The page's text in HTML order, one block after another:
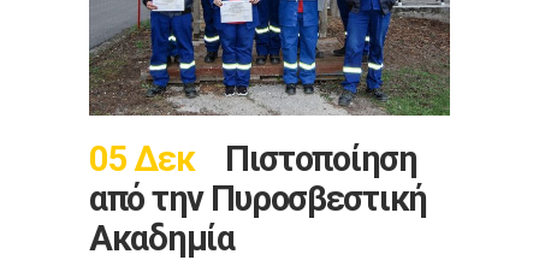
05 Δεκ
Πιστοποίηση
από την Πυροσβεστική
Ακαδημία